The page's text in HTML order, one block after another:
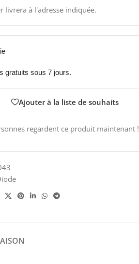
livrera à l'adresse indiquée.
gratuits sous 7 jours.
Ajouter à la liste de souhaits
regardent ce produit maintenant !